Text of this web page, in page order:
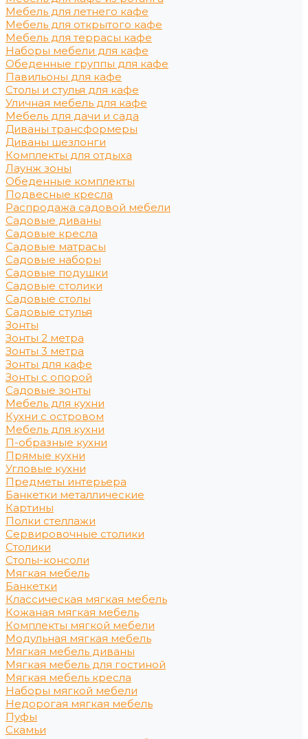
Мебель для летнего кафе
Мебель для открытого кафе
Мебель для террасы кафе
Наборы мебели для кафе
Обеденные группы для кафе
Павильоны для кафе
Столы и стулья для кафе
Уличная мебель для кафе
Мебель для дачи и сада
Диваны трансформеры
Диваны шезлонги
Комплекты для отдыха
Лаунж зоны
Обеденные комплекты
Подвесные кресла
Распродажа садовой мебели
Садовые диваны
Садовые кресла
Садовые матрасы
Садовые наборы
Садовые подушки
Садовые столики
Садовые столы
Садовые стулья
Зонты
Зонты 2 метра
Зонты 3 метра
Зонты для кафе
Зонты с опорой
Садовые зонты
Мебель для кухни
Кухни с островом
Мебель для кухни
П-образные кухни
Прямые кухни
Угловые кухни
Предметы интерьера
Банкетки металлические
Картины
Полки стеллажи
Сервировочные столики
Столики
Столы-консоли
Мягкая мебель
Банкетки
Классическая мягкая мебель
Кожаная мягкая мебель
Комплекты мягкой мебели
Модульная мягкая мебель
Мягкая мебель диваны
Мягкая мебель для гостиной
Мягкая мебель кресла
Наборы мягкой мебели
Недорогая мягкая мебель
Пуфы
Скамьи